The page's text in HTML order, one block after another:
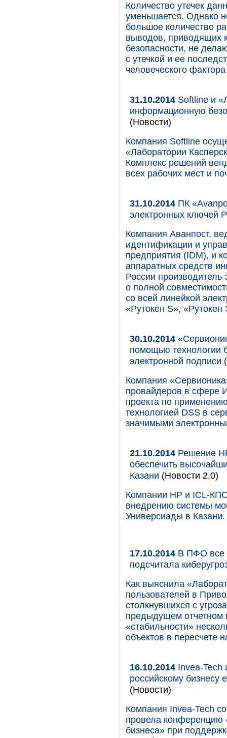
Количество утечек
уменьшается. Однако
большое количество
выводов, приводящих
безопасности, не
с утечкой и ее
человеческого
31.10.2014 Softline и
информационную
(Новости)
Компания Softline
«Лаборатории
Комплекс решений
всех рабочих мест и
31.10.2014 ПК
электронных ключей
Компания Аванпост,
идентификации и
предприятия (IDM), и
аппаратных средств
России
о полной
со всей линейкой
«Рутокен S»,
30.10.2014
помощью технологии
электронной подписи
Компания
провайдеров в сфере
проекта по
технологией DSS в
значимыми
21.10.2014 Решение
обеспечить
Казани (Новости 2.0)
Компании НP и ICL-
внедрению системы
Универсиады в Казани.
17.10.2014 В ПФО все
подсчитала
Как выяснила
пользователей в
столкнувшихся с
предыдущем отчетном
«стабильности»
объектов в пересчете
16.10.2014 Invea-Tech
российскому
(Новости)
Компания Invea-Tech
провела конференцию
бизнеса» при